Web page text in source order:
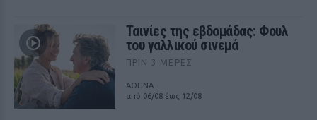
Ταινίες της εβδομάδας: Φουλ
του γαλλικού σινεμά
ΠΡΙΝ 3 ΜΈΡΕΣ
ΑΘΗΝΑ
από 06/08 έως 12/08